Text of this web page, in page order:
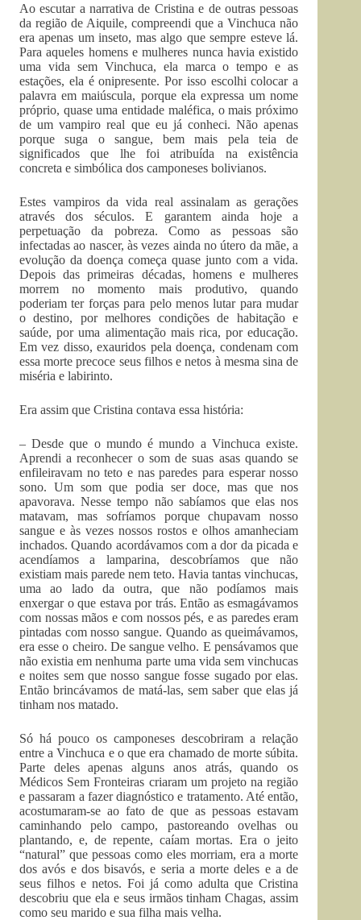
Ao escutar a narrativa de Cristina e de outras pessoas
da região de Aiquile, compreendi que a Vinchuca não
era apenas um inseto, mas algo que sempre esteve lá.
Para aqueles homens e mulheres nunca havia existido
uma vida sem Vinchuca, ela marca o tempo e as
estações, ela é onipresente. Por isso escolhi colocar a
palavra em maiúscula, porque ela expressa um nome
próprio, quase uma entidade maléfica, o mais próximo
de um vampiro real que eu já conheci. Não apenas
porque suga o sangue, bem mais pela teia de
significados que lhe foi atribuída na existência
concreta e simbólica dos camponeses bolivianos.
Estes vampiros da vida real assinalam as gerações
através dos séculos. E garantem ainda hoje a
perpetuação da pobreza. Como as pessoas são
infectadas ao nascer, às vezes ainda no útero da mãe, a
evolução da doença começa quase junto com a vida.
Depois das primeiras décadas, homens e mulheres
morrem no momento mais produtivo, quando
poderiam ter forças para pelo menos lutar para mudar
o destino, por melhores condições de habitação e
saúde, por uma alimentação mais rica, por educação.
Em vez disso, exauridos pela doença, condenam com
essa morte precoce seus filhos e netos à mesma sina de
miséria e labirinto.
Era assim que Cristina contava essa história:
– Desde que o mundo é mundo a Vinchuca existe.
Aprendi a reconhecer o som de suas asas quando se
enfileiravam no teto e nas paredes para esperar nosso
sono. Um som que podia ser doce, mas que nos
apavorava. Nesse tempo não sabíamos que elas nos
matavam, mas sofríamos porque chupavam nosso
sangue e às vezes nossos rostos e olhos amanheciam
inchados. Quando acordávamos com a dor da picada e
acendíamos a lamparina, descobríamos que não
existiam mais parede nem teto. Havia tantas vinchucas,
uma ao lado da outra, que não podíamos mais
enxergar o que estava por trás. Então as esmagávamos
com nossas mãos e com nossos pés, e as paredes eram
pintadas com nosso sangue. Quando as queimávamos,
era esse o cheiro. De sangue velho. E pensávamos que
não existia em nenhuma parte uma vida sem vinchucas
e noites sem que nosso sangue fosse sugado por elas.
Então brincávamos de matá-las, sem saber que elas já
tinham nos matado.
Só há pouco os camponeses descobriram a relação
entre a Vinchuca e o que era chamado de morte súbita.
Parte deles apenas alguns anos atrás, quando os
Médicos Sem Fronteiras criaram um projeto na região
e passaram a fazer diagnóstico e tratamento. Até então,
acostumaram-se ao fato de que as pessoas estavam
caminhando pelo campo, pastoreando ovelhas ou
plantando, e, de repente, caíam mortas. Era o jeito
“natural” que pessoas como eles morriam, era a morte
dos avós e dos bisavós, e seria a morte deles e a de
seus filhos e netos. Foi já como adulta que Cristina
descobriu que ela e seus irmãos tinham Chagas, assim
como seu marido e sua filha mais velha.